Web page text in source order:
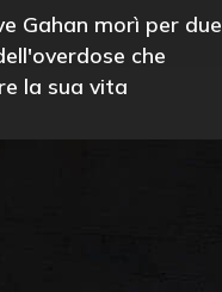
Gahan morì per due
che
la sua vita